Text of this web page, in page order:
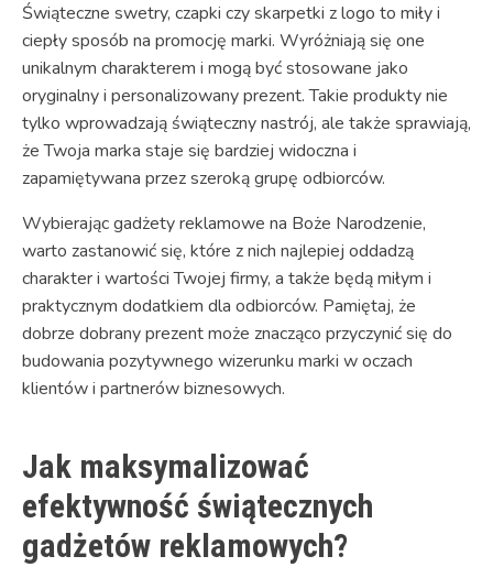
Świąteczne swetry, czapki czy skarpetki z logo to miły i
ciepły sposób na promocję marki. Wyróżniają się one
unikalnym charakterem i mogą być stosowane jako
oryginalny i personalizowany prezent. Takie produkty nie
tylko wprowadzają świąteczny nastrój, ale także sprawiają,
że Twoja marka staje się bardziej widoczna i
zapamiętywana przez szeroką grupę odbiorców.
Wybierając gadżety reklamowe na Boże Narodzenie,
warto zastanowić się, które z nich najlepiej oddadzą
charakter i wartości Twojej firmy, a także będą miłym i
praktycznym dodatkiem dla odbiorców. Pamiętaj, że
dobrze dobrany prezent może znacząco przyczynić się do
budowania pozytywnego wizerunku marki w oczach
klientów i partnerów biznesowych.
Jak maksymalizować
efektywność świątecznych
gadżetów reklamowych?